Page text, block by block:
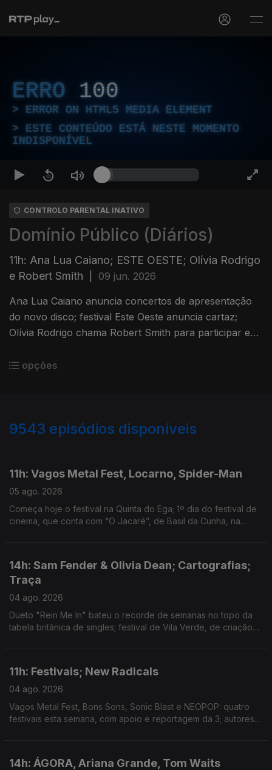
ERRO 100
ERROR ON HTML5 MEDIA ELEMENT
ESTE CONTEÚDO ESTÁ NESTE MOMENTO
INDISPONÍVEL
CONTROLO PARENTAL INATIVO
Domínio Público (Diários)
11h: Ana Lua Caiano; ESTE OESTE; Olívia Rodrigo
e Robert Smith
09 jun. 2026
Ana Lua Caiano anuncia concertos de apresentação
do novo disco; festival Este Oeste anuncia cartaz;
Olívia Rodrigo chama Robert Smith para participar em
opções
9543 episódios disponíveis
11h: Vagos Metal Fest, Locarno, Spider-Man
05 ago. 2026
Começa hoje o festival na Quinta do Ega; 1º dia do festival de
cinema, que conta com “O Jacaré”, de Basil da Cunha, na
14h: Sam Fender & Olivia Dean; Cartografias;
Traça
04 ago. 2026
Dueto "Rein Me In" bateu o recorde de semanas no topo da
tabela britânica de singles; festival de Vila Verde, de criação
11h: Festivais; New Radicals
04 ago. 2026
Vagos Metal Fest, Bons Sons, Sonic Blast e NEOPOP: quatro
festivais esta semana, com apoio e reportagem da 3; autores
14h: ÁGORA, Ariana Grande, Tom Waits